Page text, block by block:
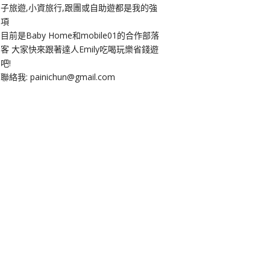
子旅遊,小資旅行,跟團或自助遊都是我的強
項
目前是Baby Home和mobile01的合作部落
客 大家快來跟著達人Emily吃喝玩樂省錢遊
吧!
聯絡我: painichun@gmail.com